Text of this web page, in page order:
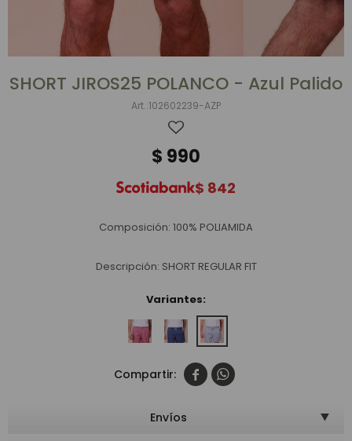
SHORT JIROS25 POLANCO - Azul Palido
102602239-AZP
$ 990
$ 842
Composición: 100% POLIAMIDA
Descripción: SHORT REGULAR FIT
Variantes:
 
Envíos